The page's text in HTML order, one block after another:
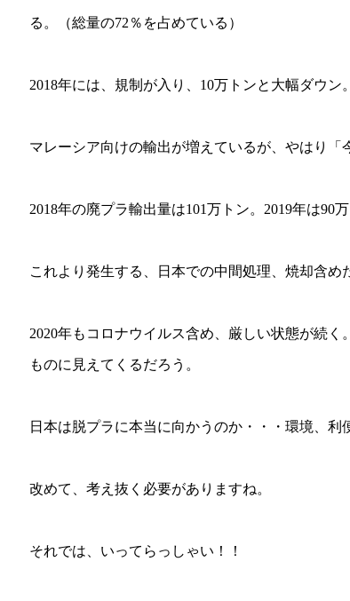
る。（総量の72％を占めている）
2018年には、規制が入り、10万トンと大幅ダウ
マレーシア向けの輸出が増えているが、やはり「
2018年の廃プラ輸出量は101万トン。2019年は90万
これより発生する、日本での中間処理、焼却含め
2020年もコロナウイルス含め、厳しい状態が続
ものに見えてくるだろう。
日本は脱プラに本当に向かうのか・・・環境、利
改めて、考え抜く必要がありますね。
それでは、いってらっしゃい！！